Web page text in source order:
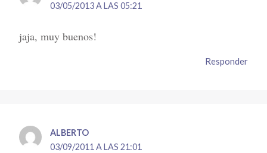
03/05/2013 A LAS 05:21
jaja, muy buenos!
Responder
ALBERTO
03/09/2011 A LAS 21:01